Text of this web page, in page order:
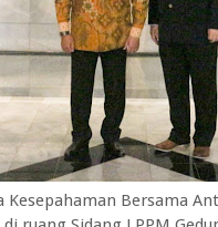
Kesepahaman Bersama